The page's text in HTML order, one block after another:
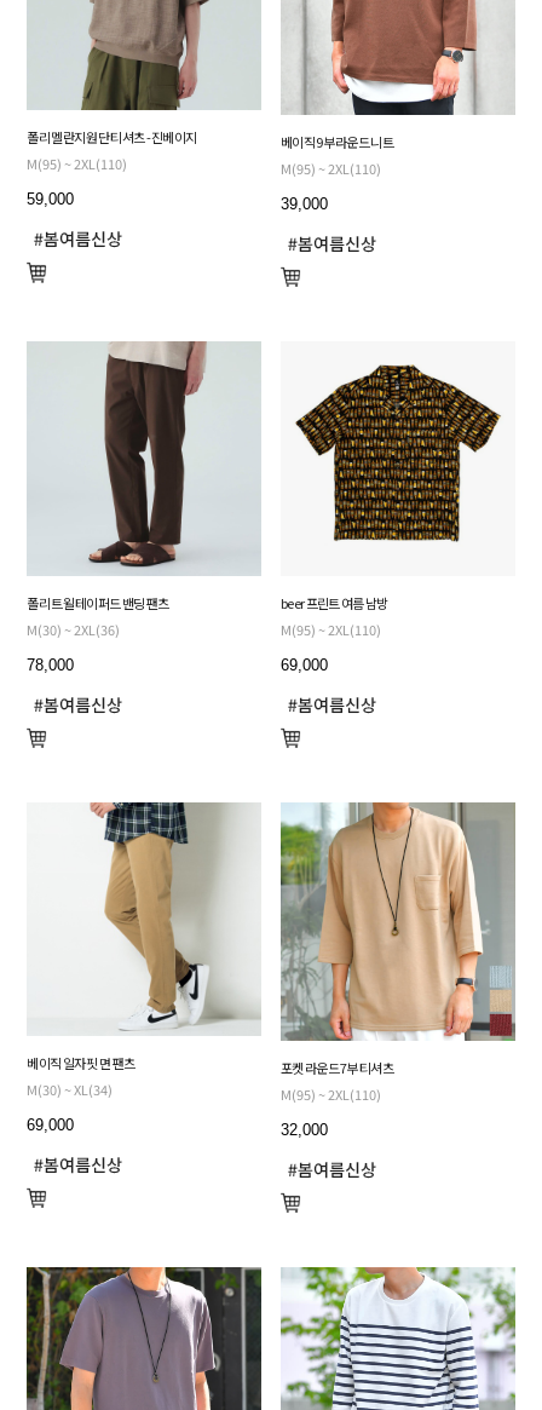
폴리 멜란지 원단 티셔츠 - 진베이지
M(95) ~ 2XL(110)
59,000
베이직 9부 라운드 니트
M(95) ~ 2XL(110)
39,000
폴리 트윌 테이퍼드 밴딩 팬츠
M(30) ~ 2XL(36)
78,000
beer 프린트 여름 남방
M(95) ~ 2XL(110)
69,000
베이직 일자 핏 면 팬츠
M(30) ~ XL(34)
69,000
포켓 라운드 7부 티셔츠
M(95) ~ 2XL(110)
32,000